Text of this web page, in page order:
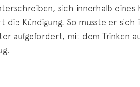
sich innerhalb eines
die Kündigung. So musste er
aufgefordert, mit dem Trinken